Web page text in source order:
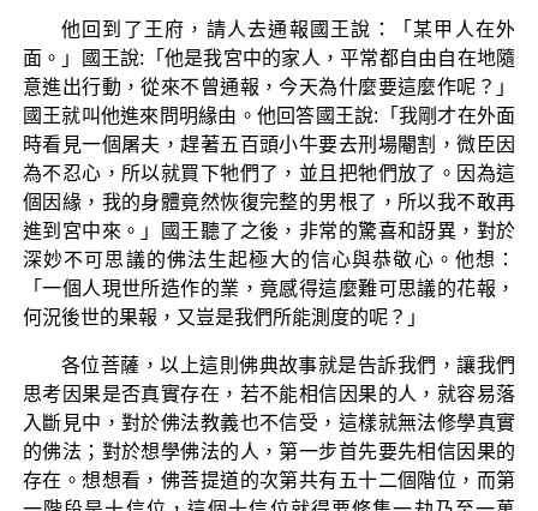
他回到了王府，請人去通報國王說：「某甲人在外
面。」國王說:「他是我宮中的家人，平常都自由自在地隨
意進出行動，從來不曾通報，今天為什麼要這麼作呢？」
國王就叫他進來問明緣由。他回答國王說:「我剛才在外面
時看見一個屠夫，趕著五百頭小牛要去刑場閹割，微臣因
為不忍心，所以就買下牠們了，並且把牠們放了。因為這
個因緣，我的身體竟然恢復完整的男根了，所以我不敢再
進到宮中來。」國王聽了之後，非常的驚喜和訝異，對於
深妙不可思議的佛法生起極大的信心與恭敬心。他想：
「一個人現世所造作的業，竟感得這麼難可思議的花報，
何況後世的果報，又豈是我們所能測度的呢？」
各位菩薩，以上這則佛典故事就是告訴我們，讓我們
思考因果是否真實存在，若不能相信因果的人，就容易落
入斷見中，對於佛法教義也不信受，這樣就無法修學真實
的佛法；對於想學佛法的人，第一步首先要先相信因果的
存在。想想看，佛菩提道的次第共有五十二個階位，而第